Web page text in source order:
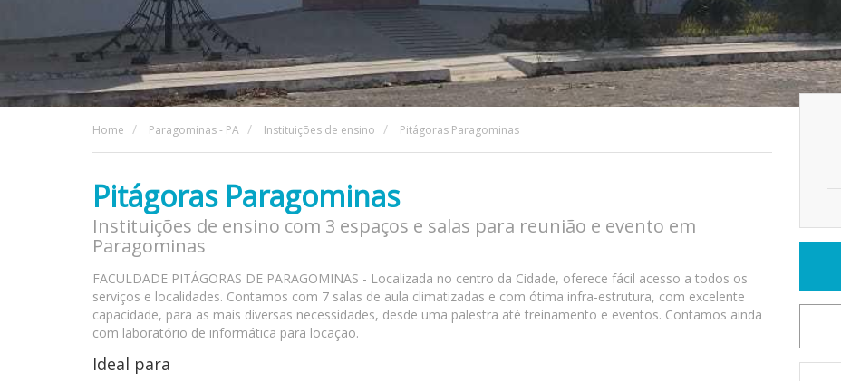
Home Paragominas - PA Instituições de ensino Pitágoras Paragominas
Pitágoras Paragominas
Instituições de ensino com 3 espaços e salas para reunião e evento em
Paragominas
FACULDADE PITÁGORAS DE PARAGOMINAS - Localizada no centro da Cidade, oferece fácil acesso a todos os
serviços e localidades. Contamos com 7 salas de aula climatizadas e com ótima infra-estrutura, com excelente
capacidade, para as mais diversas necessidades, desde uma palestra até treinamento e eventos. Contamos ainda
com laboratório de informática para locação.
Ideal para